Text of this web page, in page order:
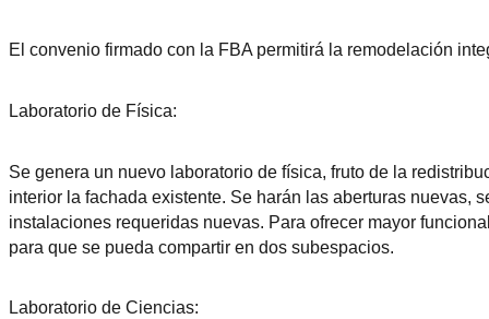
El convenio firmado con la FBA permitirá la remodelación
Laboratorio de Física:
Se genera un nuevo laboratorio de física, fruto de la
interior la fachada existente. Se harán las aberturas nuevas,
instalaciones requeridas nuevas. Para ofrecer mayor
para que se pueda compartir en dos subespacios.
Laboratorio de Ciencias: